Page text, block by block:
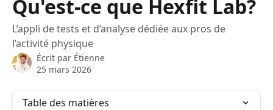
Qu'est-ce que Hexfit Lab?
L’appli de tests et d’analyse dédiée aux pros de
l’activité physique
Écrit par Étienne
25 mars 2026
Table des matières